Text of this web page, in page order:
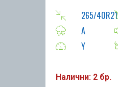
265/40R21
A
Y
Налични: 2 бр.